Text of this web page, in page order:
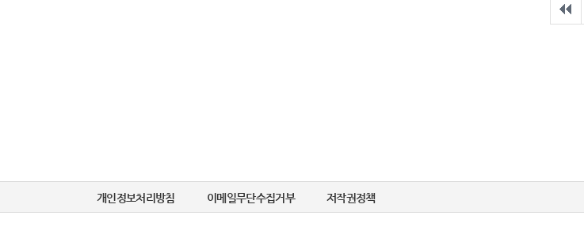
개인정보처리방침 이메일무단수집거부 저작권정책